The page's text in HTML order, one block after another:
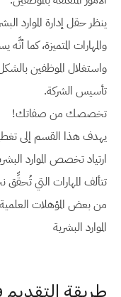
ينظر حقل إدارة الموارد
والمهارات المتميزة، كما
واستغلال الموظفين
تأسيس الشركة.
تخصصك من صفاتك!
يهدف هذا القسم إلى
ارتياد تخصص الموارد
تتألف المهارات التي
من بعض المؤهلات
الموارد البشرية
طريقة